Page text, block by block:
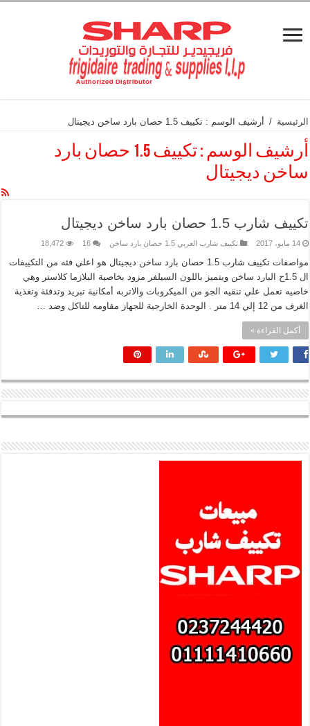
الرئيسية / أرشيف الوسم : تكييف 1.5 حصان بارد ساخن ديجيتال
أرشيف الوسم :
تكييف 1.5 حصان بارد
ساخن ديجيتال
تكييف شارب 1.5 حصان بارد ساخن ديجيتال
14 مايو، 2017 تكييف شارب العربي 1.5 حصان بارد ساخن 16
18,472
مواصفات تكييف شارب 1.5 حصان بارد ساخن ديجيتال هو اعلي فئه من التكييفات
ال 1.5ح البارد ساخن ويتميز باللون السيلفر مزود بخاصية البلازما كلاستر وهي
خاصيه تعمل علي تنقيه الجو من الميكروبات والاتربه أمكانية تبريد وتدفئة وتغذية
الغرف من 12 إلي 14 متر . الوحدة الخارجية للجهاز مقاومه للتاكل وضد …
أكمل القراءة »